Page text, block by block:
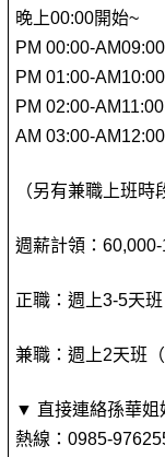
晚上00:00開始~
PM 00:00-AM09:00
PM 01:00-AM10:00
PM 02:00-AM11:00
AM 03:00-AM12:00
（另有兼職上班時
週薪計領：
正職：週上3-5天
兼職：週上2天班
▼ 直接連絡孫華姐
熱線：0985-